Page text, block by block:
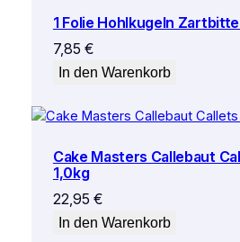
1 Folie Hohlkugeln
7,85 €
In den Warenkorb
Cake Masters Callebaut
1,0kg
22,95 €
In den Warenkorb